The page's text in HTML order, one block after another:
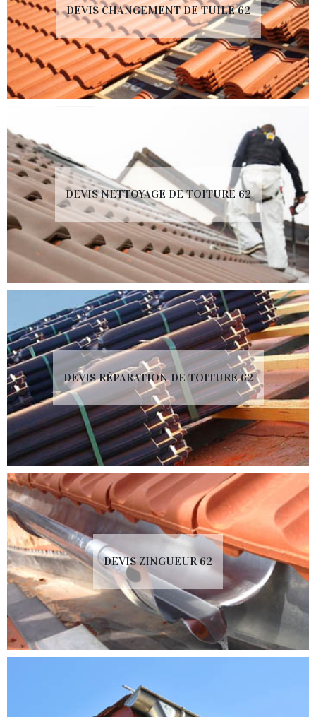
DEVIS CHANGEMENT DE TUILE 62
DEVIS NETTOYAGE DE TOITURE 62
DEVIS RÉPARATION DE TOITURE 62
DEVIS ZINGUEUR 62